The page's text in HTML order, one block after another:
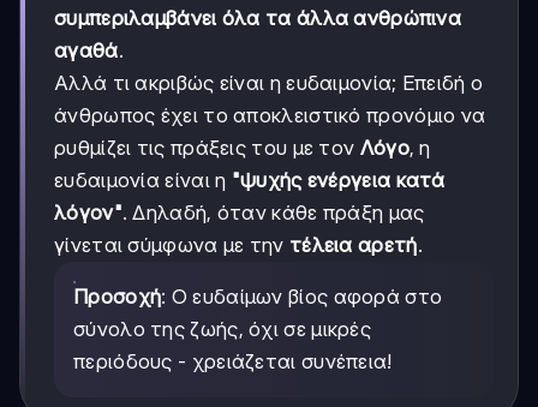
συμπεριλαμβάνει όλα τα άλλα ανθρώπινα
αγαθά.
Αλλά τι ακριβώς είναι η ευδαιμονία; Επειδή ο
άνθρωπος έχει το αποκλειστικό προνόμιο να
ρυθμίζει τις πράξεις του με τον Λόγο, η
ευδαιμονία είναι η "ψυχής ενέργεια κατά
λόγον". Δηλαδή, όταν κάθε πράξη μας
γίνεται σύμφωνα με την τέλεια αρετή.
Προσοχή: Ο ευδαίμων βίος αφορά στο
σύνολο της ζωής, όχι σε μικρές
περιόδους - χρειάζεται συνέπεια!